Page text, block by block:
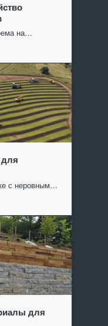
на…
для
с неровным…
для